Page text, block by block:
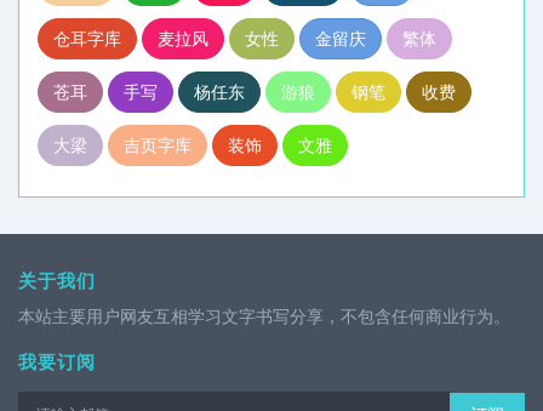
仓耳字库 麦拉风 女性 金留庆 繁体
苍耳 手写 杨任东 游狼 钢笔 收费
大梁 吉页字库 装饰 文雅
关于我们
本站主要用户网友互相学习文字书写分享，不包含任何商业行为。
我要订阅